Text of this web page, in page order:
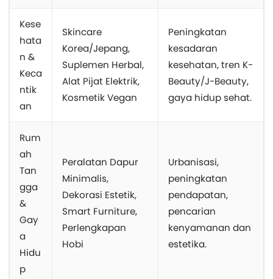
Kese
hata
n &
Keca
ntik
an
Skincare
Korea/Jepang,
Suplemen Herbal,
Alat Pijat Elektrik,
Kosmetik Vegan
Peningkatan
kesadaran
kesehatan, tren K-
Beauty/J-Beauty,
gaya hidup sehat.
Rum
ah
Tan
gga
&
Gay
a
Hidu
p
Peralatan Dapur
Minimalis,
Dekorasi Estetik,
Smart Furniture,
Perlengkapan
Hobi
Urbanisasi,
peningkatan
pendapatan,
pencarian
kenyamanan dan
estetika.